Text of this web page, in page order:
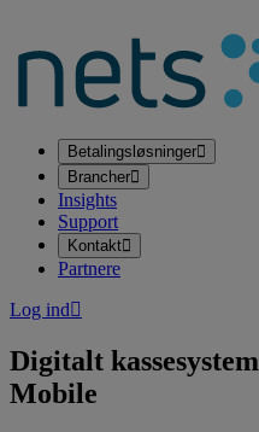
Betalingsløsninger
Brancher
Insights
Support
Kontakt
Partnere
Log ind
Digitalt kassesystem
Mobile